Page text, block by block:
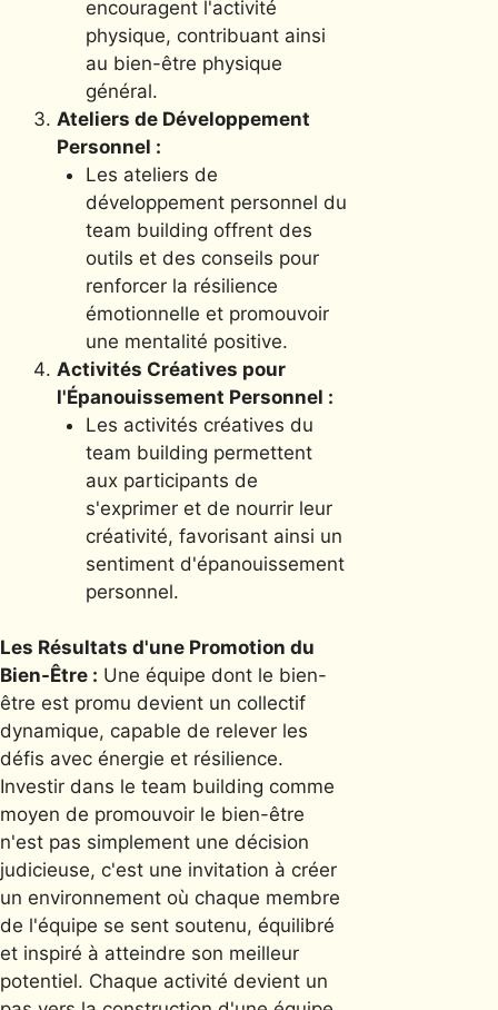
encouragent l'activité
physique, contribuant ainsi
au bien-être physique
général.
Ateliers de Développement
Personnel :
Les ateliers de
développement personnel du
team building offrent des
outils et des conseils pour
renforcer la résilience
émotionnelle et promouvoir
une mentalité positive.
Activités Créatives pour
l'Épanouissement Personnel :
Les activités créatives du
team building permettent
aux participants de
s'exprimer et de nourrir leur
créativité, favorisant ainsi un
sentiment d'épanouissement
personnel.
Les Résultats d'une Promotion du
Bien-Être : Une équipe dont le bien-
être est promu devient un collectif
dynamique, capable de relever les
défis avec énergie et résilience.
Investir dans le team building comme
moyen de promouvoir le bien-être
n'est pas simplement une décision
judicieuse, c'est une invitation à créer
un environnement où chaque membre
de l'équipe se sent soutenu, équilibré
et inspiré à atteindre son meilleur
potentiel. Chaque activité devient un